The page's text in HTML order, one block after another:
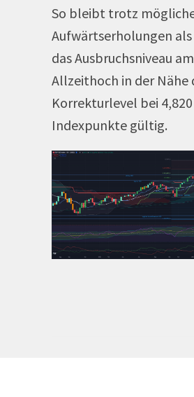
So bleibt trotz
Aufwärtserholungen als
das Ausbruchsniveau
Allzeithoch in der Nähe
Korrekturlevel bei 4,820
Indexpunkte gültig.